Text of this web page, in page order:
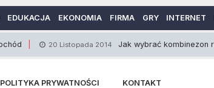
EDUKACJA EKONOMIA FIRMA GRY INTERNET
20 Listopada 2014 Jak wybrać kombinezon rajdowy?
POLITYKA PRYWATNOŚCI KONTAKT